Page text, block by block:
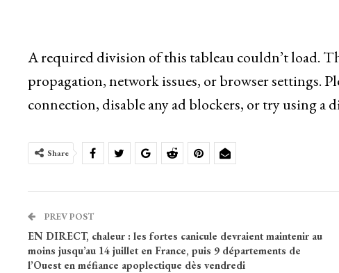
A required division of this tableau couldn’t load.
propagation, network issues, or browser settings.
connection, disable any ad blockers, or try using a
Share
PREV POST
EN DIRECT, chaleur : les fortes canicule devraient maintenir au
moins jusqu’au 14 juillet en France, puis 9 départements de
l’Ouest en méfiance apoplectique dès vendredi